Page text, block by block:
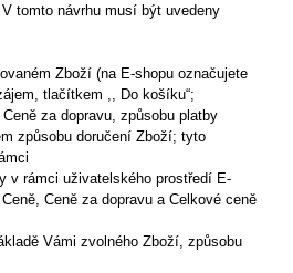
tomto návrhu musí být uvedeny
Zboží (na E-shopu označujete
tlačítkem ,, Do košíku“;
za dopravu, způsobu platby
způsobu doručení Zboží; tyto
v rámci uživatelského prostředí E-
Ceně za dopravu a Celkové ceně
Vámi zvolného Zboží, způsobu